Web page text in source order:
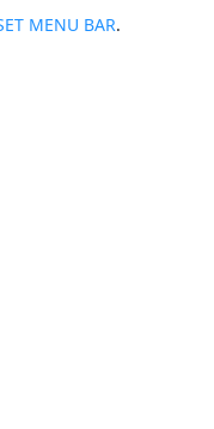
MENU BAR.